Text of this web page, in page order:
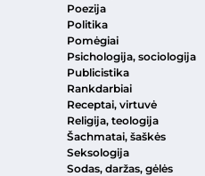
Poezija
Politika
Pomėgiai
Psichologija, sociologija
Publicistika
Rankdarbiai
Receptai, virtuvė
Religija, teologija
Šachmatai, šaškės
Seksologija
Sodas, daržas, gėlės